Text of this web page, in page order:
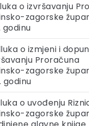
o izvršavanju
zagorske
godinu
o izmjeni i
Proračuna
zagorske
godinu
o uvođenju
zagorske